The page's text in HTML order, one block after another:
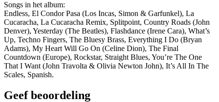
Songs in het album:
Endless, El Condor Pasa (Los Incas, Simon & Garfunkel), La
Cucaracha, La Cucaracha Remix, Splitpoint, Country Roads (John
Denver), Yesterday (The Beatles), Flashdance (Irene Cara), What’s
Up, Techno Fingers, The Bluesy Brass, Everything I Do (Bryan
Adams), My Heart Will Go On (Celine Dion), The Final
Countdown (Europe), Rockstar, Straight Blues, You’re The One
That I Want (John Travolta & Olivia Newton John), It’s All In The
Scales, Spanish.
Geef beoordeling